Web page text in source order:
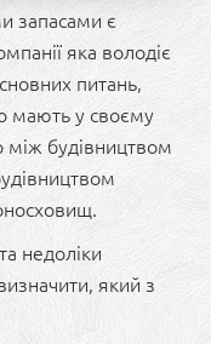
запасами є
яка володіє
питань,
мають у своєму
між будівництвом
недоліки
який з